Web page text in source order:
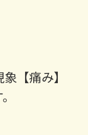
【痛み】